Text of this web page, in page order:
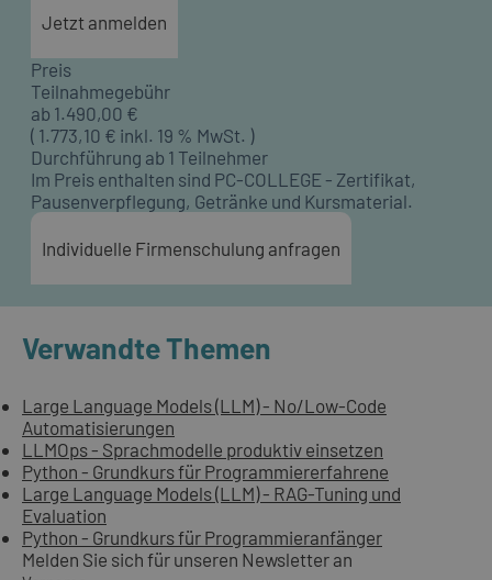
Jetzt anmelden
Preis
Teilnahmegebühr
ab 1.490,00 €
( 1.773,10 € inkl. 19 % MwSt. )
Durchführung ab 1 Teilnehmer
Im Preis enthalten sind PC-COLLEGE - Zertifikat,
Pausenverpflegung, Getränke und Kursmaterial.
Individuelle Firmenschulung anfragen
Verwandte Themen
Large Language Models (LLM) - No/Low-Code
Automatisierungen
LLMOps - Sprachmodelle produktiv einsetzen
Python - Grundkurs für Programmiererfahrene
Large Language Models (LLM) - RAG-Tuning und
Evaluation
Python - Grundkurs für Programmieranfänger
Melden Sie sich für unseren Newsletter an